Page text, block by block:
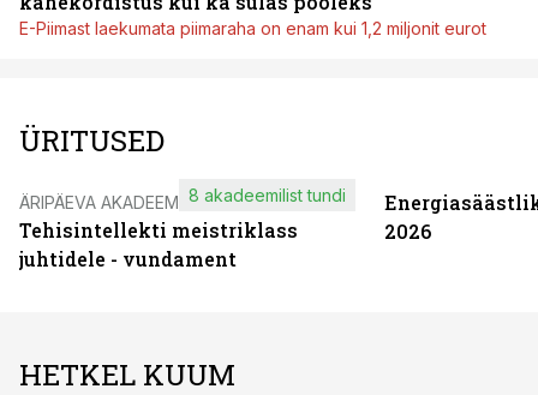
E-Piimast laekumata piimaraha on enam kui 1,2 miljonit eurot
ÜRITUSED
ÄRIPÄEVA AKADEEMIA
Tehisintellekti meistriklass
juhtidele - vundament
8 akadeemilist tundi
2026
HETKEL KUUM